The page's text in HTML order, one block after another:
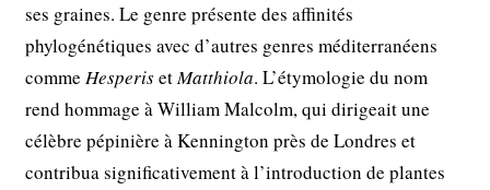
ses graines. Le genre présente des affinités
phylogénétiques avec d’autres genres méditerranéens
commeHesperisetMatthiola. L’étymologie du nom
rend hommage à William Malcolm, qui dirigeait une
célèbre pépinière à Kennington près de Londres et
contribua significativement à l’introduction de plantes